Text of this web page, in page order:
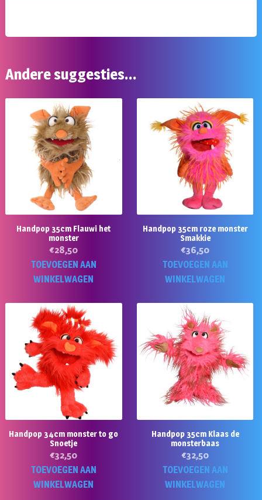
Andere suggesties…
Handpop 35cm Flauwi het
monster
€28,50
TOEVOEGEN AAN
WINKELWAGEN
Handpop 35cm roze monster
Smakkie
€36,50
TOEVOEGEN AAN
WINKELWAGEN
Handpop 34cm monster to go
Snoetje
€32,50
TOEVOEGEN AAN
WINKELWAGEN
Handpop 35cm Klaas de
monsterbaas
€32,50
TOEVOEGEN AAN
WINKELWAGEN